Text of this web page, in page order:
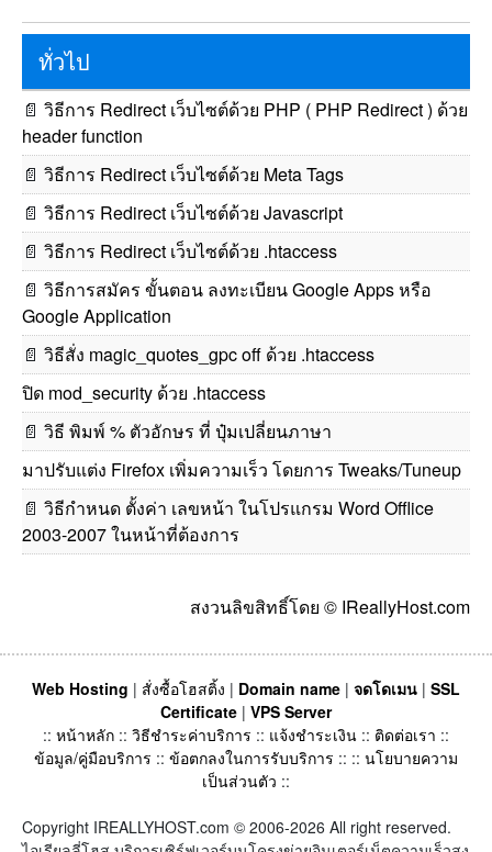
ทั่วไป
📄 วิธีการ Redirect เว็บไซต์ด้วย PHP ( PHP Redirect ) ด้วย
header function
📄 วิธีการ Redirect เว็บไซต์ด้วย Meta Tags
📄 วิธีการ Redirect เว็บไซต์ด้วย Javascript
📄 วิธีการ Redirect เว็บไซต์ด้วย .htaccess
📄 วิธีการสมัคร ขั้นตอน ลงทะเบียน Google Apps หรือ
Google Application
📄 วิธีสั่ง magic_quotes_gpc off ด้วย .htaccess
ปิด mod_security ด้วย .htaccess
📄 วิธี พิมพ์ % ตัวอักษร ที่ ปุ๋มเปลี่ยนภาษา
มาปรับแต่ง Firefox เพิ่มความเร็ว โดยการ Tweaks/Tuneup
📄 วิธีกำหนด ตั้งค่า เลขหน้า ในโปรแกรม Word Offlice
2003-2007 ในหน้าที่ต้องการ
สงวนลิขสิทธิ์โดย © IReallyHost.com
Web Hosting | สั่งซื้อโฮสติ้ง | Domain name | จดโดเมน | SSL
Certificate | VPS Server
:: หน้าหลัก :: วิธีชำระค่าบริการ :: แจ้งชำระเงิน :: ติดต่อเรา ::
ข้อมูล/คู่มือบริการ :: ข้อตกลงในการรับบริการ :: :: นโยบายความ
เป็นส่วนตัว ::
Copyright IREALLYHOST.com © 2006-2026 All right reserved.